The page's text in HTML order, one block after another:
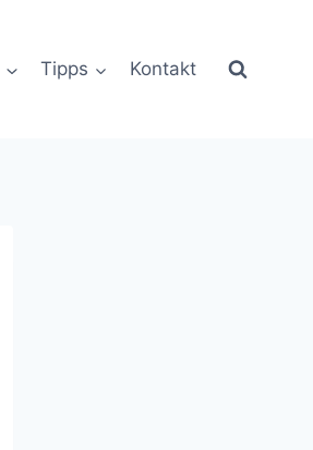
Tipps Kontakt